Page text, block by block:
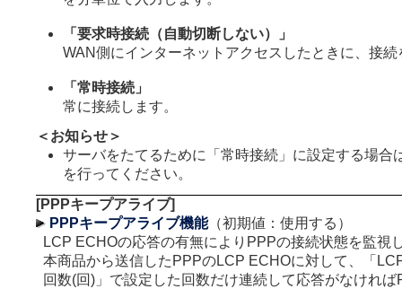
「要求時接続（自動切断しない）」
WAN側にインターネットアクセスしたときに、接
「常時接続」
常に接続します。
＜お知らせ＞
サーバをたてるために「常時接続」に設定する場合
を行ってください。
[PPPキープアライブ]
PPPキープアライブ機能（初期値：使用する）
LCP ECHOの応答の有無によりPPPの接続状態を監視
本商品から送信したPPPのLCP ECHOに対して、「
回数(回)」で設定した回数だけ連続して応答がなけれ